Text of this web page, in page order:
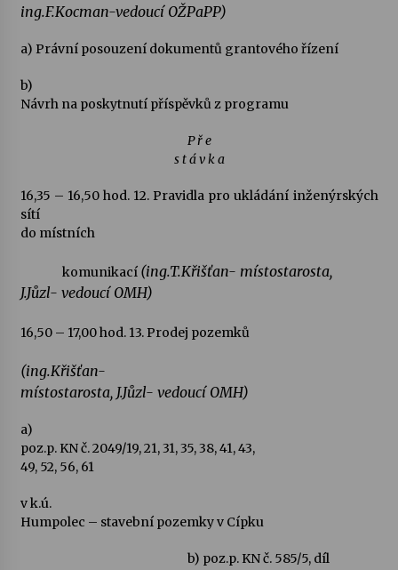
ing.F.Kocman-vedoucí OŽPaPP)
a) Právní posouzení dokumentů grantového řízení
b)
Návrh na poskytnutí příspěvků z programu
P ř e
s t á v k a
16,35 – 16,50 hod. 12. Pravidla pro ukládání inženýrských
sítí
do místních
komunikací (ing.T.Křišťan- místostarosta,
J.Jůzl- vedoucí OMH)
16,50 – 17,00 hod. 13. Prodej pozemků
(ing.Křišťan-
místostarosta, J.Jůzl- vedoucí OMH)
a)
poz.p. KN č. 2049/19, 21, 31, 35, 38, 41, 43,
49, 52, 56, 61
v k.ú.
Humpolec – stavební pozemky v Cípku
b) poz.p. KN č. 585/5, díl